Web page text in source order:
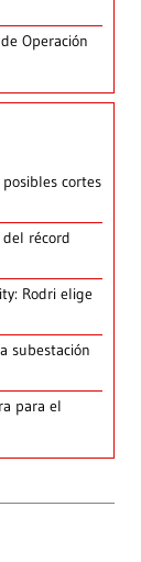
Operación
cortes
récord
Rodri elige
subestación
para el